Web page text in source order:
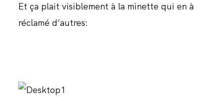
Et ça plait visiblement à la minette qui en à
réclamé d’autres: